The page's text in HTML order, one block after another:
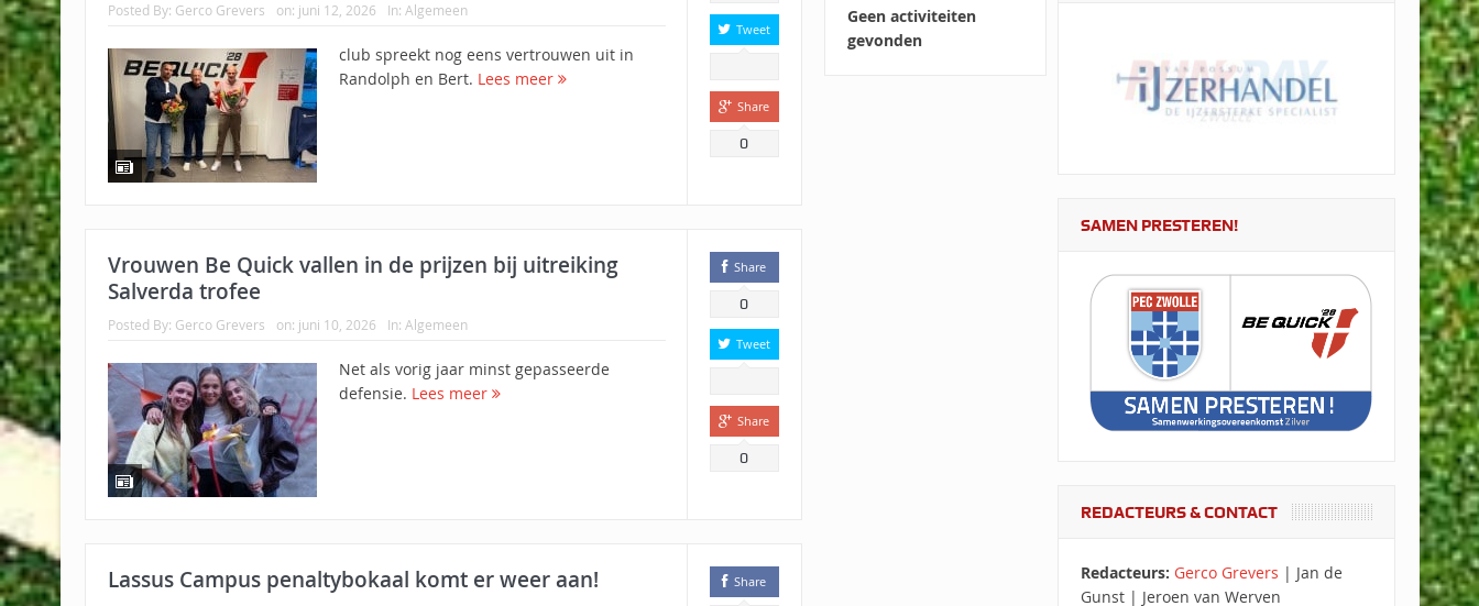
Posted By: Gerco Grevers on: juni 12, 2026 In: Algemeen
club spreekt nog eens vertrouwen uit in
Randolph en Bert. Lees meer
Tweet
Share
0
Vrouwen Be Quick vallen in de prijzen bij uitreiking
Salverda trofee
Posted By: Gerco Grevers on: juni 10, 2026 In: Algemeen
Net als vorig jaar minst gepasseerde
defensie. Lees meer
Share
0
Tweet
Share
0
Lassus Campus penaltybokaal komt er weer aan! Share
Geen activiteiten
gevonden
SAMEN PRESTEREN!
REDACTEURS & CONTACT
Redacteurs: Gerco Grevers | Jan de
Gunst | Jeroen van Werven